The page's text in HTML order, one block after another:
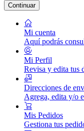
Continuar
Mi cuenta
Aquí podrás
Mi Perfil
Revisa y edita tus
Direcciones de
Agrega, edita y/o
Mis Pedidos
Gestiona tus